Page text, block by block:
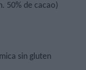
50% de cacao)
sin gluten